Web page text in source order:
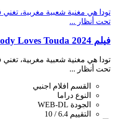
تودا هي مغنية شعبية مغربية، تغني
تحت أنظار ...
فيلم Everybody Loves Touda 2024 مترجم HD
تودا هي مغنية شعبية مغربية، تغني
تحت أنظار ...
القسم افلام اجنبي
النوع دراما
الجودة WEB-DL
التقييم 6.4 / 10